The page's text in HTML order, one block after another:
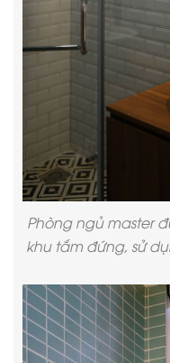
Phòng ngủ master
khu tắm đứng, sử